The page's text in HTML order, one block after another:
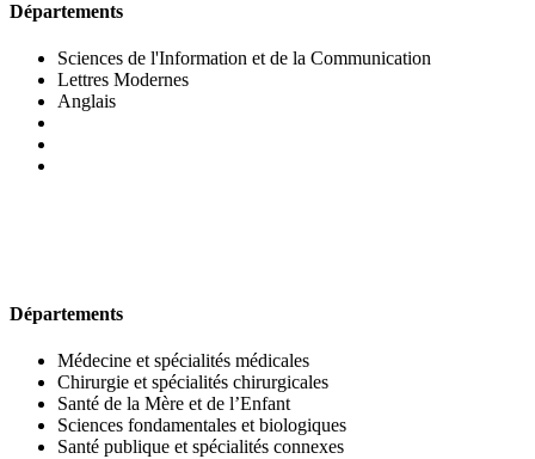
Départements
Sciences de l'Information et de la Communication
Lettres Modernes
Anglais
Départements
Médecine et spécialités médicales
Chirurgie et spécialités chirurgicales
Santé de la Mère et de l’Enfant
Sciences fondamentales et biologiques
Santé publique et spécialités connexes